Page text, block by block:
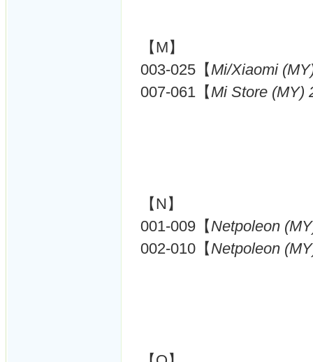
【M】
003-025【Mi/Xiaomi
007-061【Mi Store (MY)
【N】
001-009【Netpoleon
002-010【Netpoleon